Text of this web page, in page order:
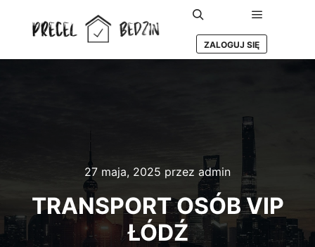
Szukaj Główne
ZALOGUJ SIĘ
27 maja, 2025 przez admin
TRANSPORT OSÓB VIP
ŁÓDŹ